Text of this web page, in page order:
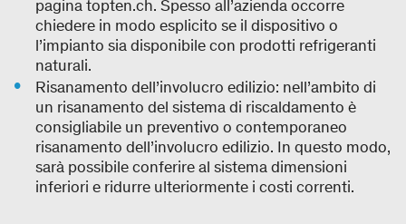
pagina topten.ch. Spesso all’azienda occorre
chiedere in modo esplicito se il dispositivo o
l’impianto sia disponibile con prodotti refrigeranti
naturali.
Risanamento dell’involucro edilizio: nell’ambito di
un risanamento del sistema di riscaldamento è
consigliabile un preventivo o contemporaneo
risanamento dell’involucro edilizio. In questo modo,
sarà possibile conferire al sistema dimensioni
inferiori e ridurre ulteriormente i costi correnti.